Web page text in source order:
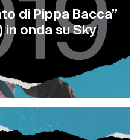
di Pippa Bacca”
in onda su Sky